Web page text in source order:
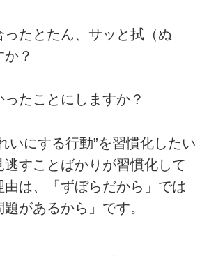
ったとたん、サッと拭（ぬ
？
たことにしますか？
いにする行動”を習慣化したい
すことばかりが習慣化して
由は、「ずぼらだから」では
があるから」です。